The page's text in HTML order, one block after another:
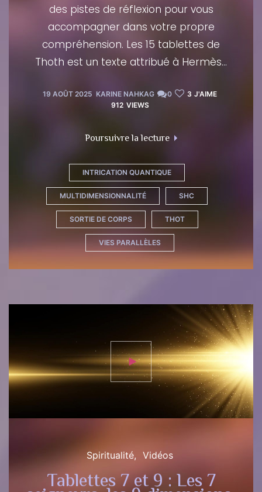
des pistes de réflexion pour vous
accompagner dans votre propre
compréhension. Les 15 tablettes de
Thoth est un texte attribué à Hermès…
19 AOÛT 2025 KARINE NAHKAG 0 3 J'AIME
912 VIEWS
Poursuivre la lecture
INTRICATION QUANTIQUE
MULTIDIMENSIONNALITÉ SHC
SORTIE DE CORPS THOT
VIES PARALLÈLES
Spiritualité Vidéos
Tablettes 7 et 9 : Les 7